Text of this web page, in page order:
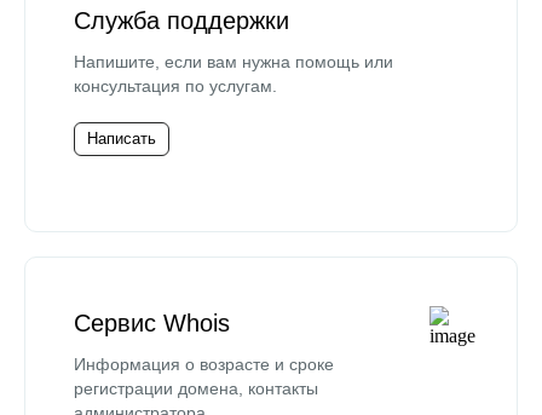
Служба поддержки
Напишите, если вам нужна помощь или
консультация по услугам.
Написать
Сервис Whois
Информация о возрасте и сроке
регистрации домена, контакты